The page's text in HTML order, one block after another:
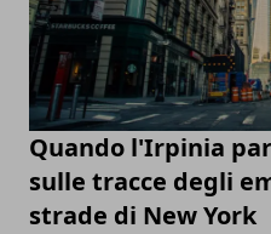
Quando l'Irpinia
sulle tracce degli
strade di New York